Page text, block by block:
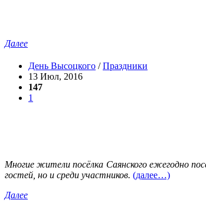
Далее
День Высоцкого /Праздники
13 Июл, 2016
147
1
Многие жители посёлка Саянского ежегодно
гостей, но и среди участников. (далее…)
Далее